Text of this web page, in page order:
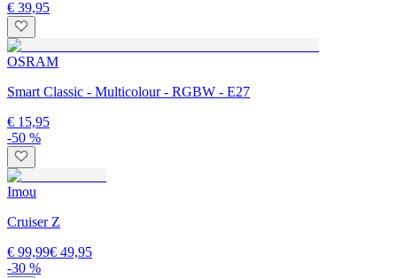
€ 39,95
OSRAM
Smart Classic - Multicolour - RGBW - E27
€ 15,95
-50 %
Imou
Cruiser Z
€ 99,99€ 49,95
-30 %